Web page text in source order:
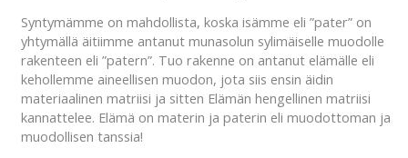
Syntymämme on mahdollista, koska isämme eli ”pater” on
yhtymällä äitiimme antanut munasolun sylimäiselle muodolle
rakenteen eli ”patern”. Tuo rakenne on antanut elämälle eli
kehollemme aineellisen muodon, jota siis ensin äidin
materiaalinen matriisi ja sitten Elämän hengellinen matriisi
kannattelee. Elämä on materin ja paterin eli muodottoman ja
muodollisen tanssia!